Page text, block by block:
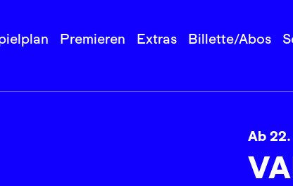
Premieren Extras Billette/Abos
Ab